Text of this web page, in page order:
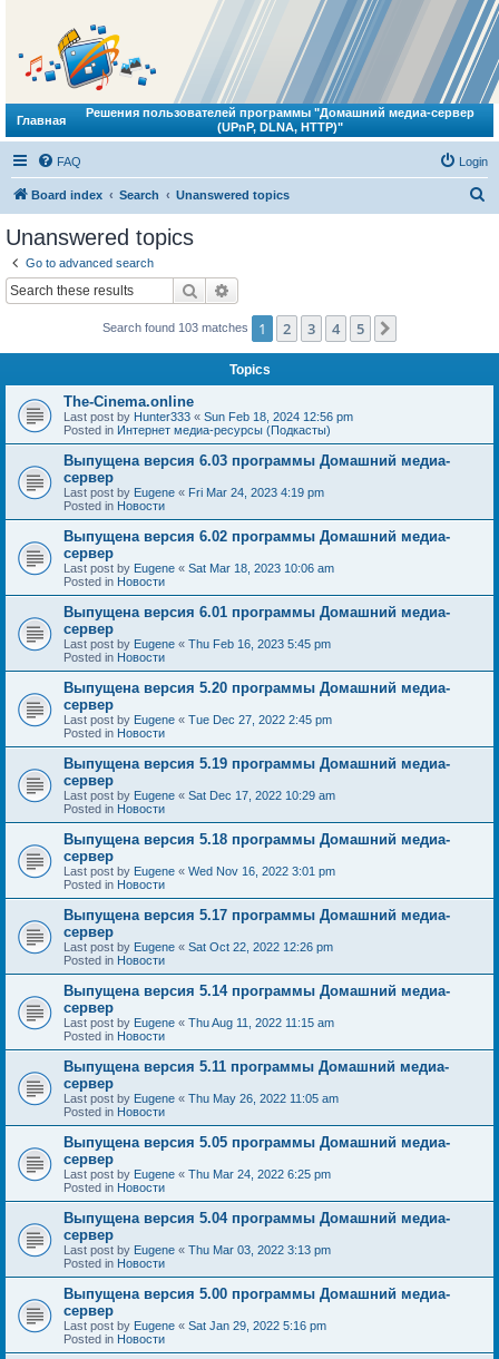
Главная
Решения пользователей программы "Домашний медиа-сервер
(UPnP, DLNA, HTTP)"
FAQ Login
Board index Search Unanswered topics
Unanswered topics
Go to advanced search
Search
Search found 103 matches 1 2 3 4 5
Topics
The-Cinema.online
Last post by Hunter333 « Sun Feb 18, 2024 12:56 pm
Posted in Интернет медиа-ресурсы (Подкасты)
Выпущена версия 6.03 программы Домашний медиа-
сервер
Last post by Eugene « Fri Mar 24, 2023 4:19 pm
Posted in Новости
Выпущена версия 6.02 программы Домашний медиа-
сервер
Last post by Eugene « Sat Mar 18, 2023 10:06 am
Posted in Новости
Выпущена версия 6.01 программы Домашний медиа-
сервер
Last post by Eugene « Thu Feb 16, 2023 5:45 pm
Posted in Новости
Выпущена версия 5.20 программы Домашний медиа-
сервер
Last post by Eugene « Tue Dec 27, 2022 2:45 pm
Posted in Новости
Выпущена версия 5.19 программы Домашний медиа-
сервер
Last post by Eugene « Sat Dec 17, 2022 10:29 am
Posted in Новости
Выпущена версия 5.18 программы Домашний медиа-
сервер
Last post by Eugene « Wed Nov 16, 2022 3:01 pm
Posted in Новости
Выпущена версия 5.17 программы Домашний медиа-
сервер
Last post by Eugene « Sat Oct 22, 2022 12:26 pm
Posted in Новости
Выпущена версия 5.14 программы Домашний медиа-
сервер
Last post by Eugene « Thu Aug 11, 2022 11:15 am
Posted in Новости
Выпущена версия 5.11 программы Домашний медиа-
сервер
Last post by Eugene « Thu May 26, 2022 11:05 am
Posted in Новости
Выпущена версия 5.05 программы Домашний медиа-
сервер
Last post by Eugene « Thu Mar 24, 2022 6:25 pm
Posted in Новости
Выпущена версия 5.04 программы Домашний медиа-
сервер
Last post by Eugene « Thu Mar 03, 2022 3:13 pm
Posted in Новости
Выпущена версия 5.00 программы Домашний медиа-
сервер
Last post by Eugene « Sat Jan 29, 2022 5:16 pm
Posted in Новости